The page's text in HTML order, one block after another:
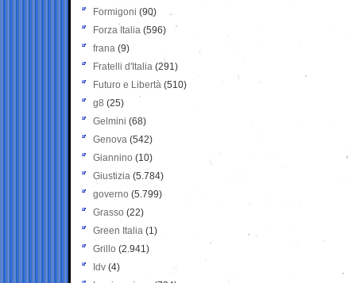
Formigoni (90)
Forza Italia (596)
frana (9)
Fratelli d'Italia (291)
Futuro e Libertà (510)
g8 (25)
Gelmini (68)
Genova (542)
Giannino (10)
Giustizia (5.784)
governo (5.799)
Grasso (22)
Green Italia (1)
Grillo (2.941)
Idv (4)